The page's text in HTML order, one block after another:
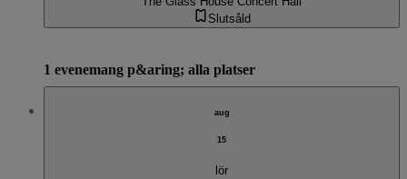
Slutsåld
1 evenemang p&aring; alla platser
aug
15
lör